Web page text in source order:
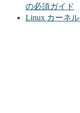
の必須ガイド
Linux カーネ